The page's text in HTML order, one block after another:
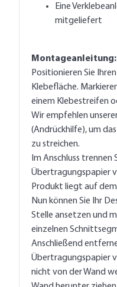
Eine
mitgeliefert
Montageanleitung:
Positionieren Sie
Klebefläche.
einem Klebestreifen
Wir empfehlen
(Andrückhilfe), um
zu streichen.
Im Anschluss
Übertragungspapier
Produkt liegt auf dem
Nun können Sie Ihr
Stelle ansetzen und
einzelnen
Anschließend
Übertragungspapier
nicht von der Wand